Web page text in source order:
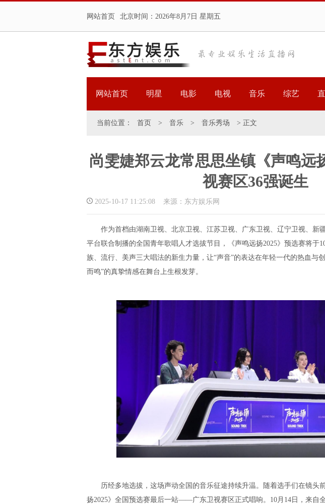
网站首页 北京时间： 2026年8月7日 星期五
网站首页 明星 电影 电视 音乐 综艺
当前位置： 首页 > 音乐 > 音乐秀场 > 正文
尚雯婕郑云龙常思思坐镇《声鸣远
视赛区36强诞生
2025-10-17 11:25:08 来源：东方娱乐网
作为首档由湖南卫视、北京卫视、江苏卫视、广东卫视、辽宁卫视、新
平台联合制播的全国青年歌唱人才选拔节目，《声鸣远扬2025》预选赛将于
族、流行、美声三大唱法的新生力量，让“声音”的表达在年轻一代的热血与
而鸣”的真挚情感在舞台上生根发芽。
历经多地选拔，这场声动全国的音乐征途持续升温。随着选手们在镜头
扬2025》全国预选赛最后一站——广东卫视赛区正式唱响。10月14日，来自